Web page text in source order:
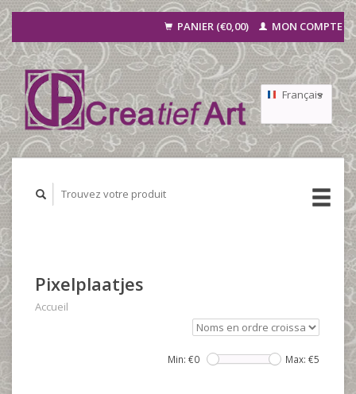
PANIER (€0,00) MON COMPTE
Français
Nederlands
Pixelplaatjes
Accueil
Min: €0 Max: €5